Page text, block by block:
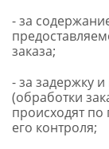
- за
заказа;
- за задержку
(обработки
происходят
его контроля;